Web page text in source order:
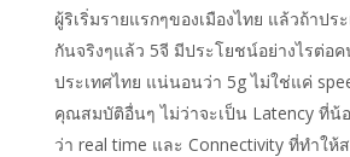
ผู้ริเริ่มรายแรกๆของเมืองไทย แล้วถ้าปร
กันจริงๆแล้ว 5จี มีประโยชน์อย่างไรต่อ
ประเทศไทย แน่นอนว่า 5g ไม่ใช่แค่
คุณสมบัติอื่นๆ ไม่ว่าจะเป็น Latency ที่น้
ว่า real time และ Connectivity ที่ทำให้